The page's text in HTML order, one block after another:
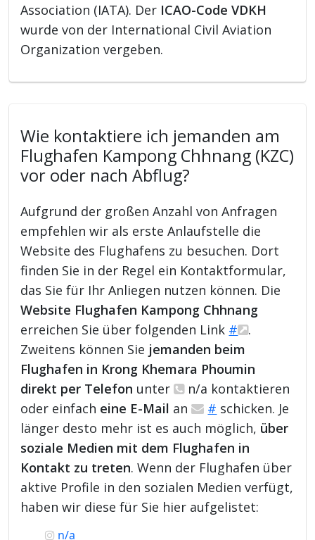
Association (IATA). Der ICAO-Code VDKH
wurde von der International Civil Aviation
Organization vergeben.
Wie kontaktiere ich jemanden am
Flughafen Kampong Chhnang (KZC)
vor oder nach Abflug?
Aufgrund der großen Anzahl von Anfragen
empfehlen wir als erste Anlaufstelle die
Website des Flughafens zu besuchen. Dort
finden Sie in der Regel ein Kontaktformular,
das Sie für Ihr Anliegen nutzen können. Die
Website Flughafen Kampong Chhnang
erreichen Sie über folgenden Link #
.
Zweitens können Sie jemanden beim
Flughafen in Krong Khemara Phoumin
direkt per Telefon unter
n/a kontaktieren
oder einfach eine E-Mail an # schicken. Je
länger desto mehr ist es auch möglich, über
soziale Medien mit dem Flughafen in
Kontakt zu treten. Wenn der Flughafen über
aktive Profile in den sozialen Medien verfügt,
haben wir diese für Sie hier aufgelistet:
n/a